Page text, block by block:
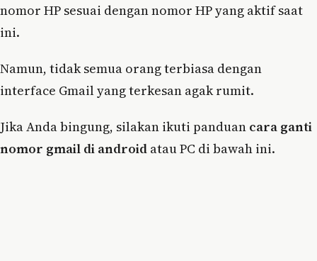
nomor HP sesuai dengan nomor HP yang aktif saat
ini.
Namun, tidak semua orang terbiasa dengan
interface Gmail yang terkesan agak rumit.
Jika Anda bingung, silakan ikuti panduan cara ganti
nomor gmail di android atau PC di bawah ini.